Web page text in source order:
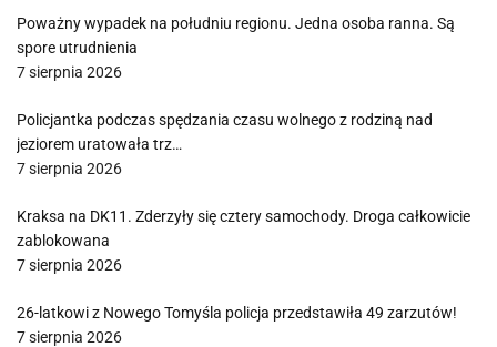
Poważny wypadek na południu regionu. Jedna osoba ranna. Są
spore utrudnienia
7 sierpnia 2026
Policjantka podczas spędzania czasu wolnego z rodziną nad
jeziorem uratowała trz…
7 sierpnia 2026
Kraksa na DK11. Zderzyły się cztery samochody. Droga całkowicie
zablokowana
7 sierpnia 2026
26-latkowi z Nowego Tomyśla policja przedstawiła 49 zarzutów!
7 sierpnia 2026